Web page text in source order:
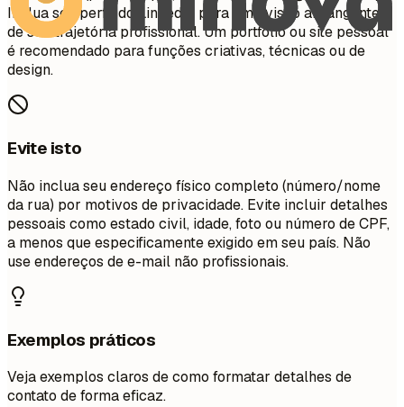
Inclua seu perfil do LinkedIn para uma visão abrangente
de sua trajetória profissional. Um portfólio ou site pessoal
é recomendado para funções criativas, técnicas ou de
design.
Evite isto
Não inclua seu endereço físico completo (número/nome
da rua) por motivos de privacidade. Evite incluir detalhes
pessoais como estado civil, idade, foto ou número de CPF,
a menos que especificamente exigido em seu país. Não
use endereços de e-mail não profissionais.
Exemplos práticos
Veja exemplos claros de como formatar detalhes de
contato de forma eficaz.